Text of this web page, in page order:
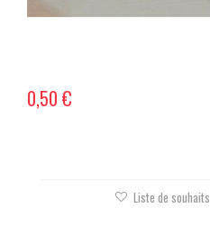
0,50 €
Liste de souhaits